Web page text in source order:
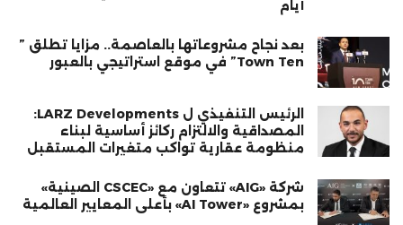
أيام
بعد نجاح مشروعاتها بالعاصمة.. مزايا تطلق ”
Town Ten” في موقع استراتيجي بالعبور
الرئيس التنفيذي ل LARZ Developments:
المصداقية والالتزام ركائز أساسية لبناء
منظومة عقارية تواكب متغيرات المستقبل
شركة «AIG» تتعاون مع «CSCEC الصينية»
بمشروع «AI Tower» بأعلى المعايير العالمية